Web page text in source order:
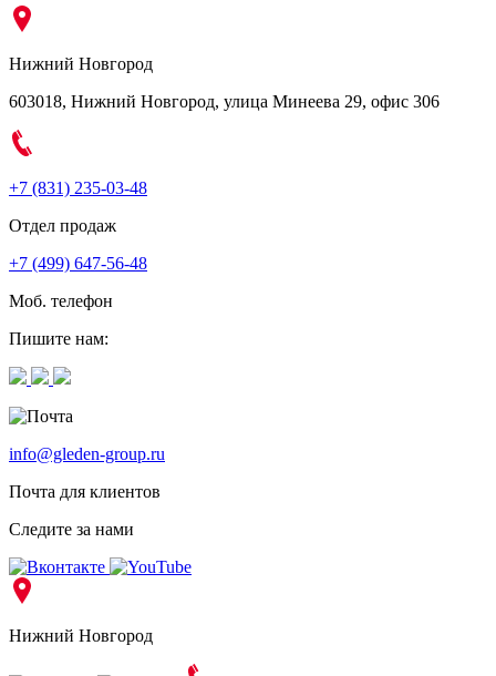
Нижний Новгород
603018, Нижний Новгород, улица Минеева 29, офис 306
+7 (831) 235-03-48
Отдел продаж
+7 (499) 647-56-48
Моб. телефон
Пишите нам:
info@gleden-group.ru
Почта для клиентов
Следите за нами
Нижний Новгород